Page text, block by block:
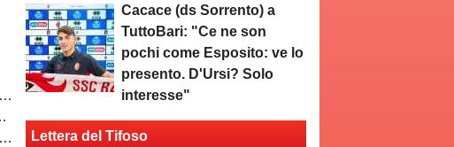
Cacace (ds Sorrento) a
TuttoBari: "Ce ne son
pochi come Esposito: ve lo
presento. D'Ursi? Solo
interesse"
Lettera del Tifoso